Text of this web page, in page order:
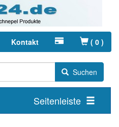
Kontakt ( 0 )
Suchen
Seitenleiste